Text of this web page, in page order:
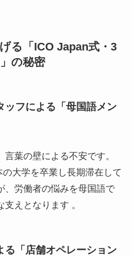
る「ICO Japan式・3
の秘密
ッフによる「母国語メン
葉の壁による不安です。
大学を卒業し長期滞在して
、労働者の悩みを母国語で
えとなります 。
る「店舗オペレーション